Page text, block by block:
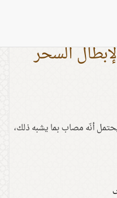
السحر
أنّه مصاب بما يشبه ذلك،